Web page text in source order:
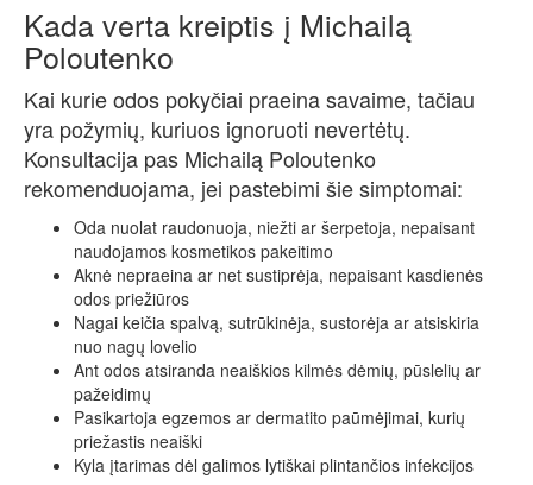
Kada verta kreiptis į Michailą
Poloutenko
Kai kurie odos pokyčiai praeina savaime, tačiau
yra požymių, kuriuos ignoruoti nevertėtų.
Konsultacija pas Michailą Poloutenko
rekomenduojama, jei pastebimi šie simptomai:
Oda nuolat raudonuoja, niežti ar šerpetoja, nepaisant
naudojamos kosmetikos pakeitimo
Aknė nepraeina ar net sustiprėja, nepaisant kasdienės
odos priežiūros
Nagai keičia spalvą, sutrūkinėja, sustorėja ar atsiskiria
nuo nagų lovelio
Ant odos atsiranda neaiškios kilmės dėmių, pūslelių ar
pažeidimų
Pasikartoja egzemos ar dermatito paūmėjimai, kurių
priežastis neaiški
Kyla įtarimas dėl galimos lytiškai plintančios infekcijos